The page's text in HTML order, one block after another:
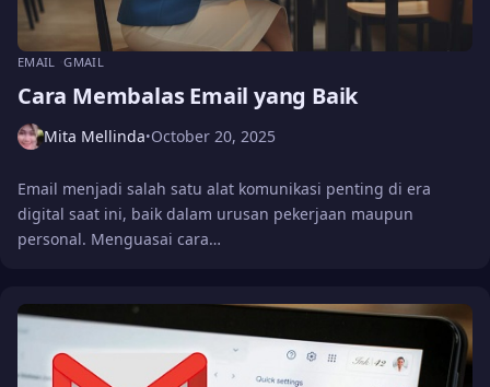
EMAIL GMAIL
Cara Membalas Email yang Baik
Mita Mellinda•October 20, 2025
Email menjadi salah satu alat komunikasi penting di era
digital saat ini, baik dalam urusan pekerjaan maupun
personal. Menguasai cara…